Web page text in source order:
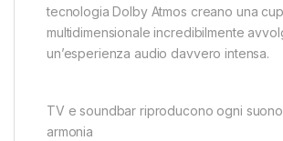
tecnologia Dolby Atmos creano una
multidimensionale incredibilmente
un’esperienza audio davvero intensa.
TV e soundbar riproducono ogni
armonia